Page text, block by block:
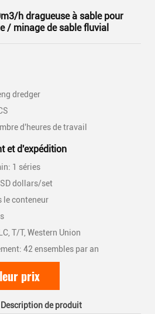
h dragueuse à sable pour
/ minage de sable fluvial
dredger
d'heures de travail
et d'expédition
1 séries
dollars/set
le conteneur
T/T, Western Union
42 ensembles par an
prix
Description de produit